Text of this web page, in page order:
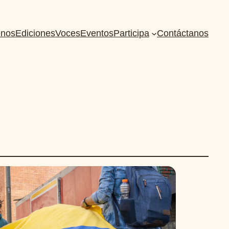
EdicionesVocesEventosParticipa Contáctanos